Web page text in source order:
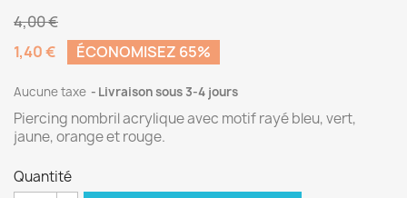
4,00 €
1,40 €
ÉCONOMISEZ 65%
Aucune taxe Livraison sous 3-4 jours
Piercing nombril acrylique avec motif rayé bleu, vert,
jaune, orange et rouge.
Quantité